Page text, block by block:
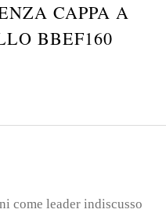
CAPPA A
BBEF160
come leader indiscusso